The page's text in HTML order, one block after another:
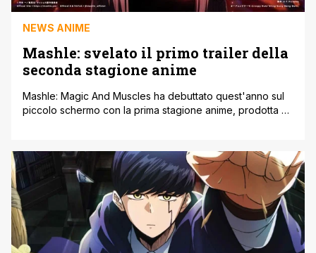
NEWS ANIME
Mashle: svelato il primo trailer della
seconda stagione anime
Mashle: Magic And Muscles ha debuttato quest'anno sul
piccolo schermo con la prima stagione anime, prodotta da
l'attenzione dei fan è la somiglianza a Harry Potter e One-
Punch Man. Le vicende ruotano attorno al protagonista
Mash Burnedead, [']